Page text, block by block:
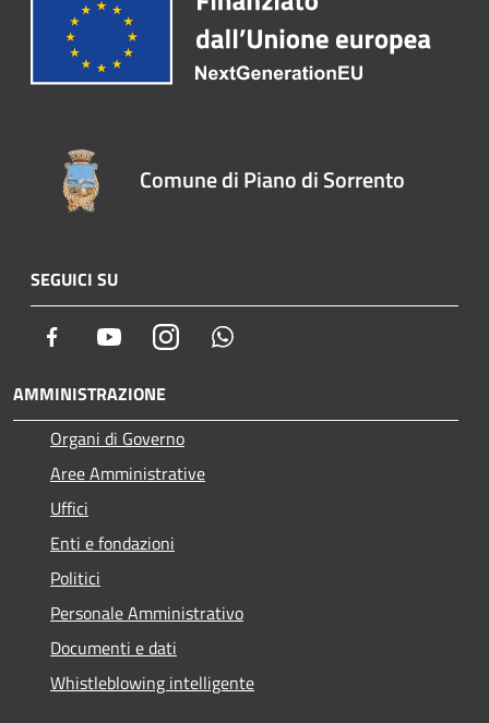
Comune di Piano di Sorrento
SEGUICI SU
Facebook YoutubeInstagram
AMMINISTRAZIONE
Organi di Governo
Aree Amministrative
Uffici
Enti e fondazioni
Politici
Personale Amministrativo
Documenti e dati
Whistleblowing intelligente